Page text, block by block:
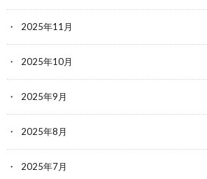
2025年11月
2025年10月
2025年9月
2025年8月
2025年7月